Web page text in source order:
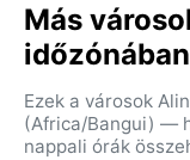
Más
Ezek a városok
(Africa/Bangui) —
nappali órák